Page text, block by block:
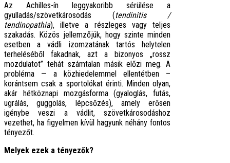
Az Achilles-ín leggyakoribb sérülése a
gyulladás/szövetkárosodás (tendinitis /
tendinopathia), illetve a részleges vagy teljes
szakadás. Közös jellemzőjük, hogy szinte minden
esetben a vádli izomzatának tartós helytelen
terheléséből fakadnak, azt a bizonyos „rossz
mozdulatot” tehát számtalan másik előzi meg. A
probléma — a közhiedelemmel ellentétben –
korántsem csak a sportolókat érinti. Minden olyan,
akár hétköznapi mozgásforma (gyaloglás, futás,
ugrálás, guggolás, lépcsőzés), amely erősen
igénybe veszi a vádlit, szövetkárosodáshoz
vezethet, ha figyelmen kívül hagyunk néhány fontos
tényezőt.
Melyek ezek a tényezők?